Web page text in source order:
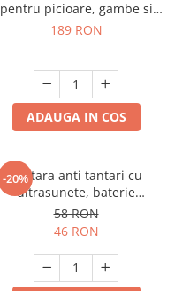
pentru picioare, gambe si
brate
189 RON
ADAUGA IN COS
-20%
Bratara anti tantari cu
ultrasunete, baterie
reincarcabila 90mAh
58 RON
46 RON